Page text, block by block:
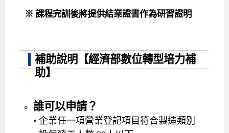
※ 課程完訓後將提供結業證書作為研習證明
補助說明【經濟部數位轉型培力補
助】
誰可以申請？
• 企業任一項營業登記項目符合製造類別